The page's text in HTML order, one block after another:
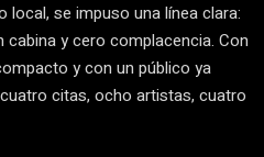
se impuso una línea clara:
y cero complacencia. Con
y con un público ya
citas, ocho artistas, cuatro